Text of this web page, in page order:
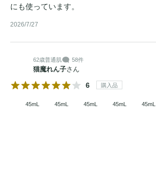
にも使っています。
2026/7/27
62歳普通肌 58件
猫魔れん子さん
6 購入品
45mL 45mL 45mL 45mL 45mL